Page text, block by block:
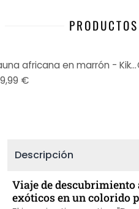
Póster Sueños de selva - La fauna africana en marrón - Kikki Belle
€
Descripción
Viaje de
exóticos en un colorido